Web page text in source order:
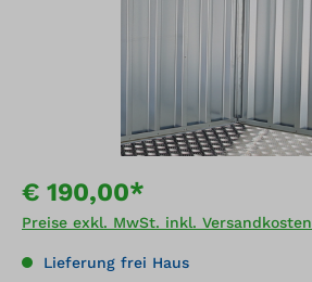
€ 190,00*
Preise exkl. MwSt. inkl. Versandkosten
Lieferung frei Haus